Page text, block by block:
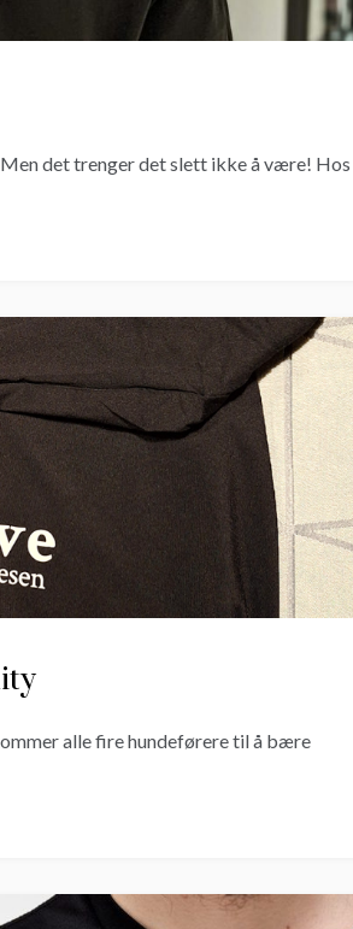
det trenger det slett ikke å være! Hos
alle fire hundeførere til å bære